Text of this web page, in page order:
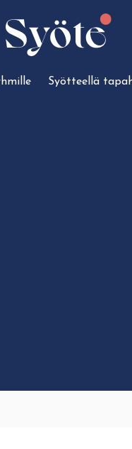
Syötteellä